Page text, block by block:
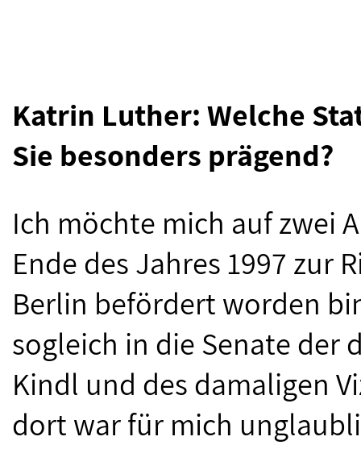
Katrin Luther: Welche
Sie besonders prägend?
Ich möchte mich auf zwei
Ende des Jahres 1997 zur
Berlin befördert worden
sogleich in die Senate der
Kindl und des damaligen
dort war für mich